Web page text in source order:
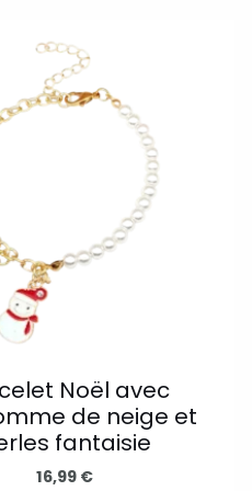
Noël avec
de neige et
fantaisie
16,99 €
page